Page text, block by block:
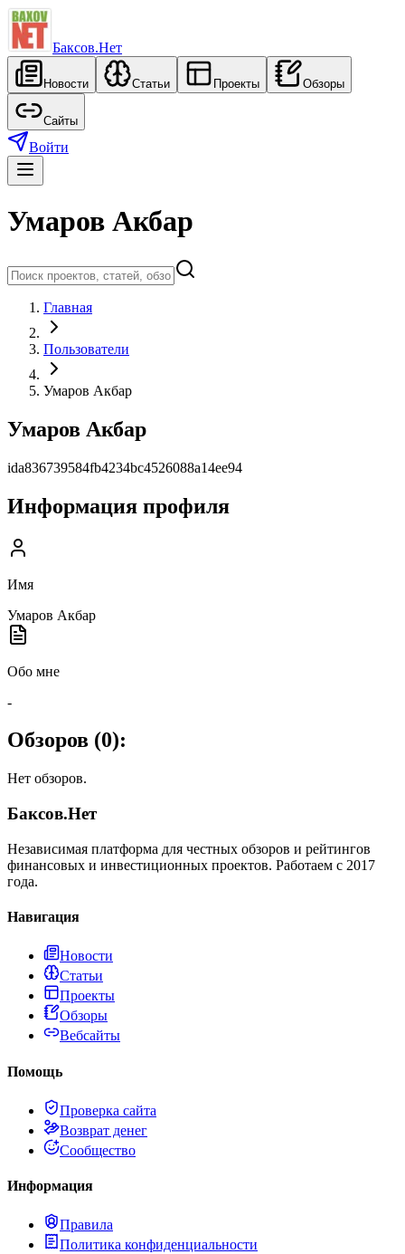
Баксов.Нет
Новости Статьи Проекты Обзоры
Сайты
Войти
Умаров Акбар
Главная
Пользователи
Умаров Акбар
Умаров Акбар
ida836739584fb4234bc4526088a14ee94
Информация профиля
Имя
Умаров Акбар
Обо мне
-
Обзоров (0):
Нет обзоров.
Баксов.Нет
Независимая платформа для честных обзоров и рейтингов
финансовых и инвестиционных проектов. Работаем с 2017
года.
Навигация
Новости
Статьи
Проекты
Обзоры
Вебсайты
Помощь
Проверка сайта
Возврат денег
Сообщество
Информация
Правила
Политика конфиденциальности